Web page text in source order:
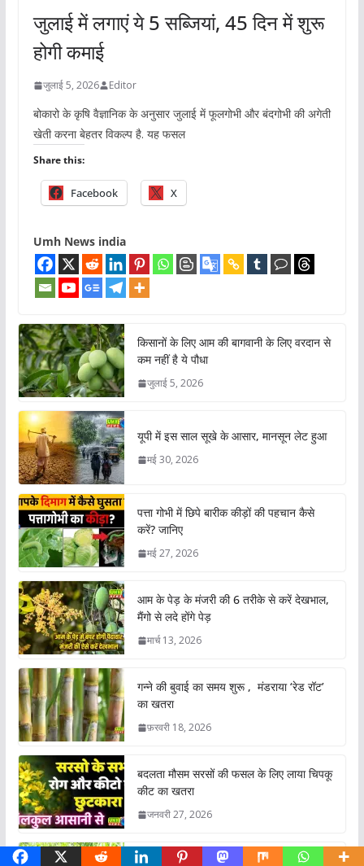
जुलाई में लगाएं ये 5 सब्जियां, 45 दिन में शुरू
होगी कमाई
जुलाई 5, 2026 Editor
बोकारो के कृषि वैज्ञानिक के अनुसार जुलाई में फूलगोभी और बंदगोभी की अगेती
खेती करना बेहतर विकल्प है. यह फसल
Share this:
Facebook X
Umh News india
किसानों के लिए आम की बागवानी के लिए वरदान से
कम नहीं है ये पौधा
जुलाई 5, 2026
यूपी में इस साल सूखे के आसार, मानसून लेट हुआ
मई 30, 2026
पत्ता गोभी में छिपे बारीक कीड़ों की पहचान कैसे
करें? जानिए
मई 27, 2026
आम के पेड़ के मंजरी की 6 तरीके से करें देखभाल,
मैंगो से लदे होंगे पेड़
मार्च 13, 2026
गन्ने की बुवाई का समय शुरू , मंडराया ‘रेड रॉट’
का खतरा
फ़रवरी 18, 2026
बदलता मौसम सरसों की फसल के लिए लाया चिपकू
कीट का खतरा
जनवरी 27, 2026
नेपियर घास उगाने पर किसानो को दिया जा रहा है